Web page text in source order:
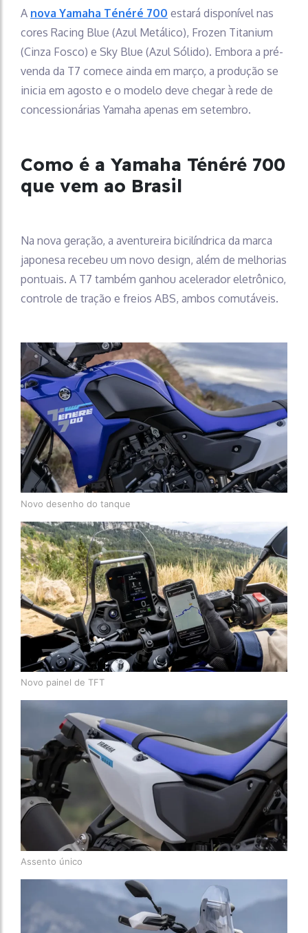
A nova Yamaha Ténéré 700 estará disponível nas
cores Racing Blue (Azul Metálico), Frozen Titanium
(Cinza Fosco) e Sky Blue (Azul Sólido). Embora a pré-
venda da T7 comece ainda em março, a produção se
inicia em agosto e o modelo deve chegar à rede de
concessionárias Yamaha apenas em setembro.
Como é a Yamaha Ténéré 700
que vem ao Brasil
Na nova geração, a aventureira bicilíndrica da marca
japonesa recebeu um novo design, além de melhorias
pontuais. A T7 também ganhou acelerador eletrônico,
controle de tração e freios ABS, ambos comutáveis.
Novo desenho do tanque
Novo painel de TFT
Assento único